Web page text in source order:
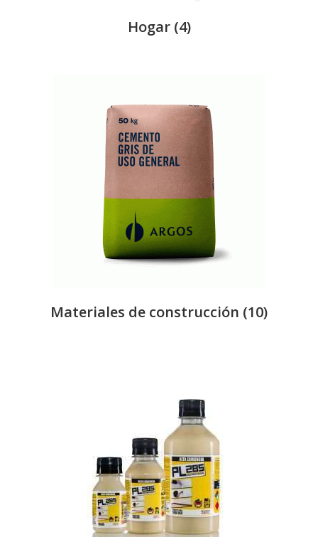
Hogar (4)
Materiales de construcción (10)